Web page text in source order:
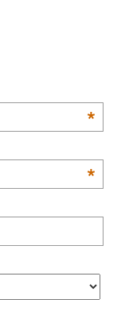
*
*